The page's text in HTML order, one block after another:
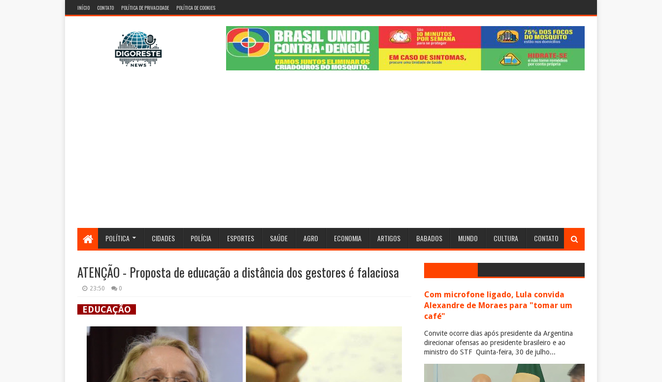
INÍCIO CONTATO POLÍTICA DE PRIVACIDADE POLÍTICA DE COOKIES
POLÍTICA CIDADES POLÍCIA ESPORTES SAÚDE AGRO ECONOMIA ARTIGOS BABADOS MUNDO CULTURA CONTATO
ATENÇÃO - Proposta de educação a distância dos gestores é falaciosa
23:50 0
EDUCAÇÃO
Com microfone ligado, Lula convida
Alexandre de Moraes para "tomar um
café"
Convite ocorre dias após presidente da Argentina
direcionar ofensas ao presidente brasileiro e ao
ministro do STF Quinta-feira, 30 de julho...